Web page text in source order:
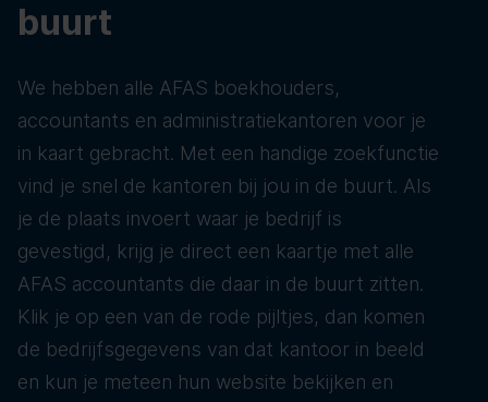
buurt
We hebben alle AFAS boekhouders,
accountants en administratiekantoren voor je
in kaart gebracht. Met een handige zoekfunctie
vind je snel de kantoren bij jou in de buurt. Als
je de plaats invoert waar je bedrijf is
gevestigd, krijg je direct een kaartje met alle
AFAS accountants die daar in de buurt zitten.
Klik je op een van de rode pijltjes, dan komen
de bedrijfsgegevens van dat kantoor in beeld
en kun je meteen hun website bekijken en